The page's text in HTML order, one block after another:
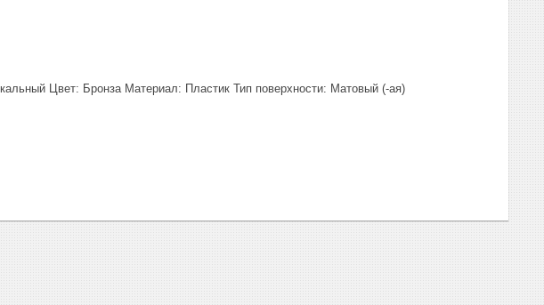
Цвет: Бронза Материал: Пластик Тип поверхности: Матовый (-ая)